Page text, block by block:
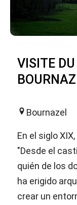
VISITE
Bournazel
En el siglo
"Desde el
quién de los
ha erigido
crear un